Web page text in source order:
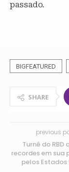
passado.
BIGFEATURED
SHARE
previous
Turnê do RBD
recordes em sua
pelos Estados